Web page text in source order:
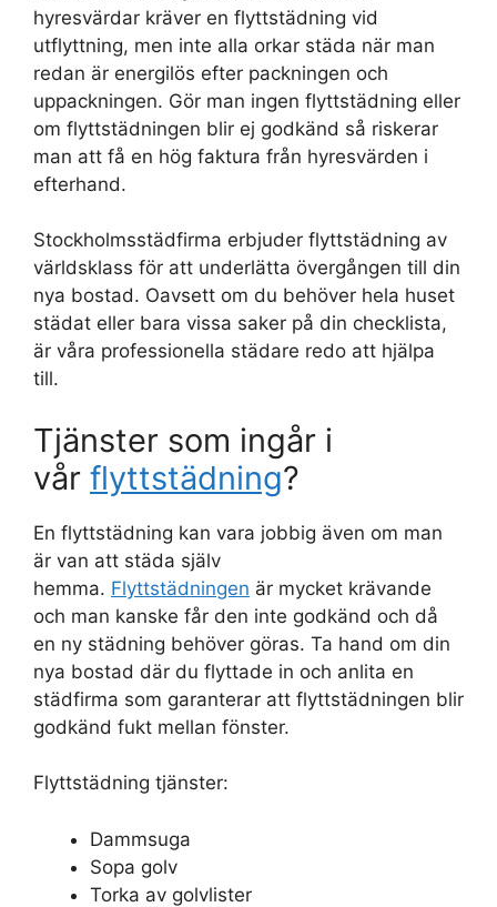
hyresvärdar kräver en flyttstädning vid
utflyttning, men inte alla orkar städa när man
redan är energilös efter packningen och
uppackningen. Gör man ingen flyttstädning eller
om flyttstädningen blir ej godkänd så riskerar
man att få en hög faktura från hyresvärden i
efterhand.
Stockholmsstädfirma erbjuder flyttstädning av
världsklass för att underlätta övergången till din
nya bostad. Oavsett om du behöver hela huset
städat eller bara vissa saker på din checklista,
är våra professionella städare redo att hjälpa
till.
Tjänster som ingår i
vår flyttstädning?
En flyttstädning kan vara jobbig även om man
är van att städa själv
hemma. Flyttstädningen är mycket krävande
och man kanske får den inte godkänd och då
en ny städning behöver göras. Ta hand om din
nya bostad där du flyttade in och anlita en
städfirma som garanterar att flyttstädningen blir
godkänd fukt mellan fönster.
Flyttstädning tjänster:
Dammsuga
Sopa golv
Torka av golvlister